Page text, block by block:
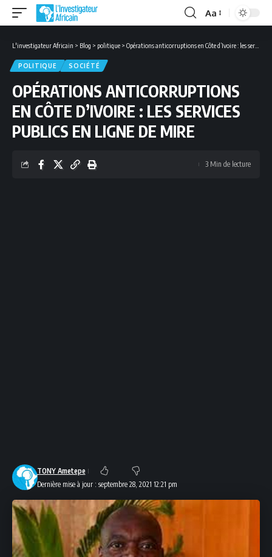
Font
Aa
L'investigateur Africain > Blog > politique > Opérations anticorruptions en Côte d’Ivoire : les services publics en ligne de mire
POLITIQUE SOCIÉTÉ
OPÉRATIONS ANTICORRUPTIONS
EN CÔTE D’IVOIRE : LES SERVICES
PUBLICS EN LIGNE DE MIRE
Dernière mise à jour : septembre 28, 2021 12:21 pm
TONY Ametepe
3 Min de lecture